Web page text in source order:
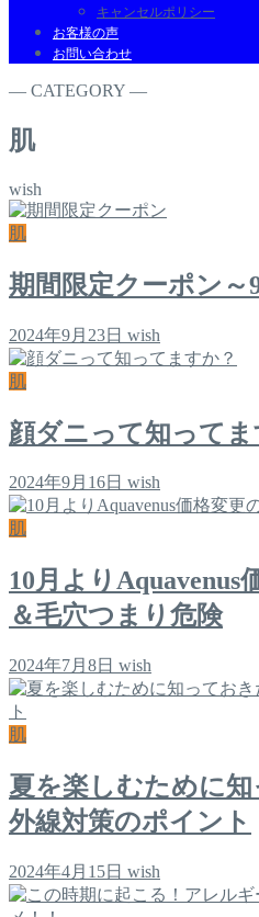
キャンセルポリシー
お客様の声
お問い合わせ
― CATEGORY ―
肌
wish
肌
期間限定クーポン～
2024年9月23日 wish
肌
顔ダニって知ってま
2024年9月16日 wish
肌
10月よりAquavenus
＆毛穴つまり危険
2024年7月8日 wish
肌
夏を楽しむために
外線対策のポイント
2024年4月15日 wish